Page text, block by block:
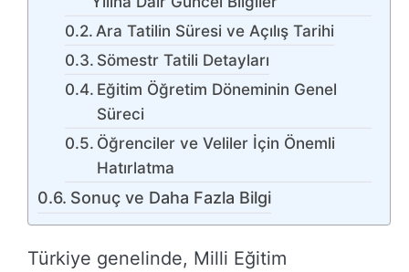
Ara Tatilin Süresi ve Açılış Tarihi
Sömestr Tatili Detayları
Eğitim Öğretim Döneminin Genel
Süreci
Öğrenciler ve Veliler İçin Önemli
Hatırlatma
Sonuç ve Daha Fazla Bilgi
Türkiye genelinde, Milli Eğitim